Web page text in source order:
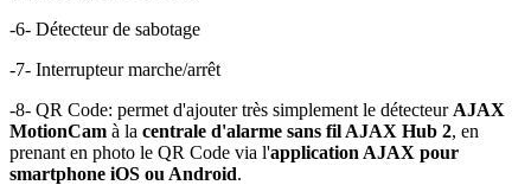
-6- Détecteur de sabotage
-7- Interrupteurmarche/arrêt
-8- QR Code: permet d'ajouter très simplement le détecteur AJAX
MotionCam à la centrale d'alarme sans fil AJAX Hub 2, en
prenant en photo le QR Code via l'application AJAX pour
smartphone iOS ou Android.